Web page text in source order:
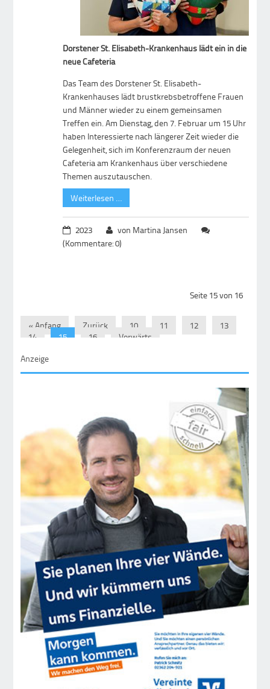
Dorstener St. Elisabeth-Krankenhaus lädt ein in die
neue Cafeteria
Das Team des Dorstener St. Elisabeth-
Krankenhauses lädt brustkrebsbetroffene Frauen
und Männer wieder zu einem gemeinsamen
Treffen ein. Am Dienstag, den 7. Februar um 15 Uhr
haben Interessierte nach längerer Zeit wieder die
Gelegenheit, sich im Konferenzraum der neuen
Cafeteria am Krankenhaus über verschiedene
Themen auszutauschen.
Weiterlesen …
2023
von Martina Jansen
(Kommentare: 0)
Seite 15 von 16
« Anfang Zurück 10 11 12
13
14
15 16
Vorwärts
Anzeige